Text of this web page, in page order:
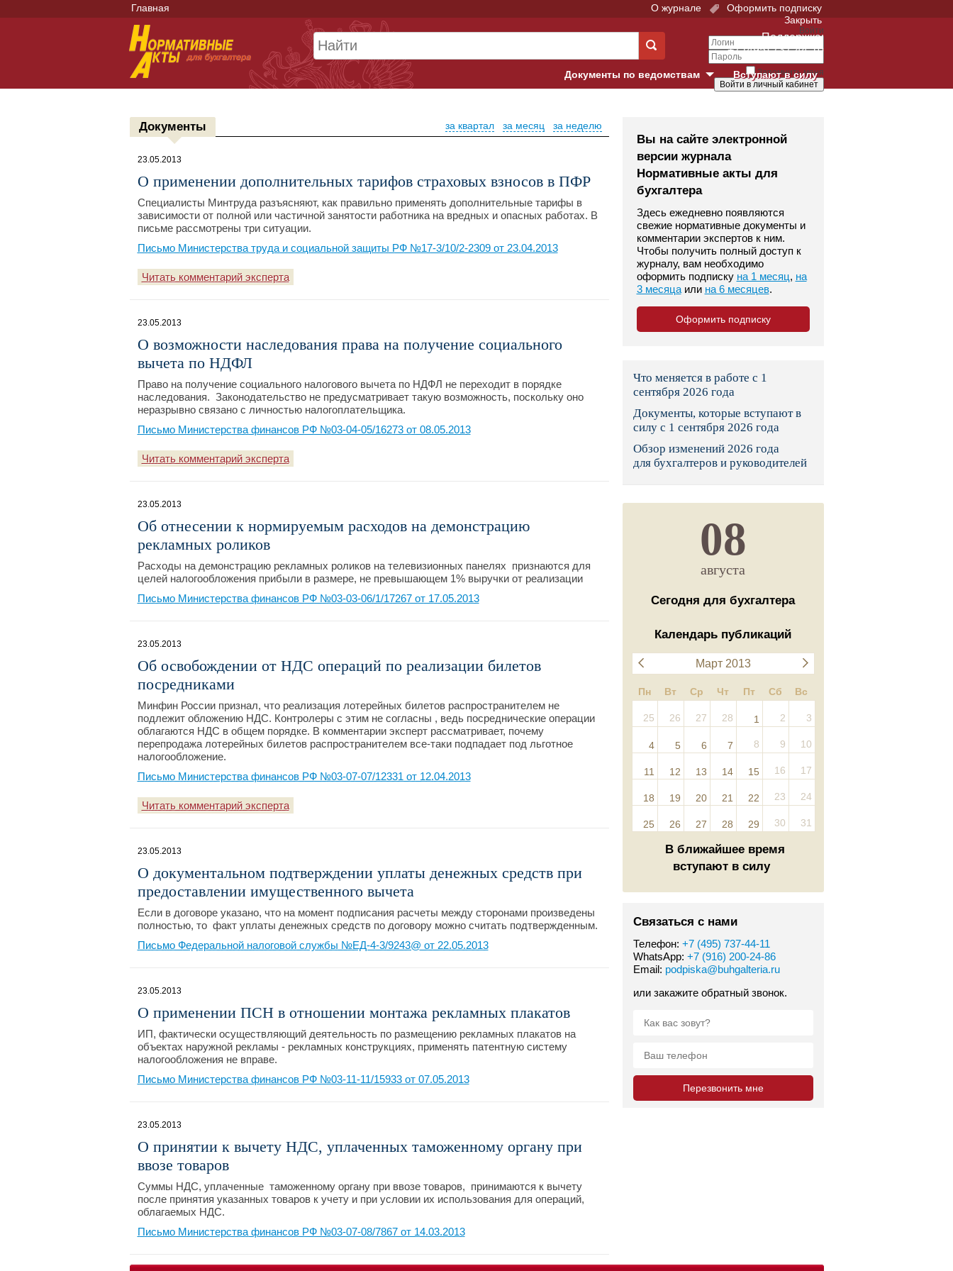
Главная О журнале
Оформить подписку
Закрыть
Войти
Запомнить меня
Поддержка:
+7 (495) 737-44-10
Вступают в силу
Документы по ведомствам
Банк России
Верховный Суд
Гострудинспекция в г. Москве
Конституционный Суд
Пенсионный фонд
Правительство
Роструд
Социальный фонд России
Суд общей юрисдикции
Документы за неделю
за месяц
за квартал
23.05.2013
О применении дополнительных тарифов страховых взносов в ПФР
Специалисты Минтруда разъясняют, как правильно применять дополнительные тарифы в
зависимости от полной или частичной занятости работника на вредных и опасных работах. В
письме рассмотрены три ситуации.
Письмо Министерства труда и социальной защиты РФ №17-3/10/2-2309 от 23.04.2013
Читать комментарий эксперта
23.05.2013
О возможности наследования права на получение социального
вычета по НДФЛ
Право на получение социального налогового вычета по НДФЛ не переходит в порядке
наследования. Законодательство не предусматривает такую возможность, поскольку оно
неразрывно связано с личностью налогоплательщика.
Письмо Министерства финансов РФ №03-04-05/16273 от 08.05.2013
Читать комментарий эксперта
23.05.2013
Об отнесении к нормируемым расходов на демонстрацию
рекламных роликов
Расходы на демонстрацию рекламных роликов на телевизионных панелях признаются для
целей налогообложения прибыли в размере, не превышающем 1% выручки от реализации
Письмо Министерства финансов РФ №03-03-06/1/17267 от 17.05.2013
23.05.2013
Об освобождении от НДС операций по реализации билетов
посредниками
Минфин России признал, что реализация лотерейных билетов распространителем не
подлежит обложению НДС. Контролеры с этим не согласны , ведь посреднические операции
облагаются НДС в общем порядке. В комментарии эксперт рассматривает, почему
перепродажа лотерейных билетов распространителем все-таки подпадает под льготное
налогообложение.
Письмо Министерства финансов РФ №03-07-07/12331 от 12.04.2013
Читать комментарий эксперта
23.05.2013
О документальном подтверждении уплаты денежных средств при
предоставлении имущественного вычета
Если в договоре указано, что на момент подписания расчеты между сторонами произведены
полностью, то факт уплаты денежных средств по договору можно считать подтвержденным.
Письмо Федеральной налоговой службы №ЕД-4-3/9243@ от 22.05.2013
23.05.2013
О применении ПСН в отношении монтажа рекламных плакатов
ИП, фактически осуществляющий деятельность по размещению рекламных плакатов на
объектах наружной рекламы - рекламных конструкциях, применять патентную систему
налогообложения не вправе.
Письмо Министерства финансов РФ №03-11-11/15933 от 07.05.2013
23.05.2013
О принятии к вычету НДС, уплаченных таможенному органу при
ввозе товаров
Суммы НДС, уплаченные таможенному органу при ввозе товаров, принимаются к вычету
после принятия указанных товаров к учету и при условии их использования для операций,
облагаемых НДС.
Письмо Министерства финансов РФ №03-07-08/7867 от 14.03.2013
Вы на сайте электронной
версии журнала
Нормативные акты для
бухгалтера
Здесь ежедневно появляются
свежие нормативные документы и
комментарии экспертов к ним.
Чтобы получить полный доступ к
журналу, вам необходимо
оформить подписку на 1 месяц, на
3 месяцаили на 6 месяцев.
Оформить подписку
Что меняется в работе с 1
сентября 2026 года
Документы, которые вступают в
силу с 1 сентября 2026 года
Обзор изменений 2026 года
для бухгалтеров и руководителей
08
августа
Сегодня для бухгалтера
Календарь публикаций
Март 2013
Пн Вт Ср Чт Пт Сб Вс
25 26 27 28 1 2 3
4 5 6 7 8 9 10
11 12 13 14 15 16 17
18 19 20 21 22 23 24
25 26 27 28 29 30 31
В ближайшее время
вступают в силу
Связаться с нами
Телефон: +7 (495) 737-44-11
WhatsApp: +7 (916) 200-24-86
Email: podpiska@buhgalteria.ru
или закажите обратный звонок.